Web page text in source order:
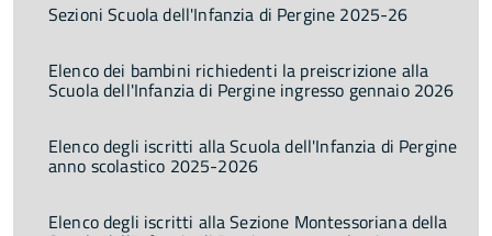
Sezioni Scuola dell'Infanzia di Pergine 2025-26
Elenco dei bambini richiedenti la preiscrizione alla
Scuola dell'Infanzia di Pergine ingresso gennaio 2026
Elenco degli iscritti alla Scuola dell'Infanzia di Pergine
anno scolastico 2025-2026
Elenco degli iscritti alla Sezione Montessoriana della